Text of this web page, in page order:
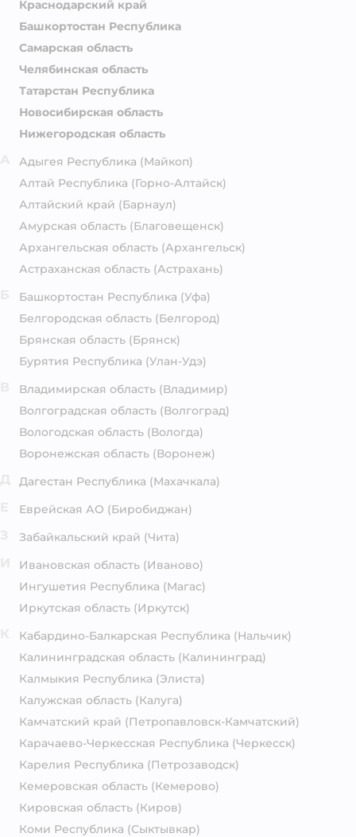
Краснодарский край
Башкортостан Республика
Самарская область
Челябинская область
Татарстан Республика
Новосибирская область
Нижегородская область
Адыгея Республика (Майкоп)
Алтай Республика (Горно-Алтайск)
Алтайский край (Барнаул)
Амурская область (Благовещенск)
Архангельская область (Архангельск)
Астраханская область (Астрахань)
Башкортостан Республика (Уфа)
Белгородская область (Белгород)
Брянская область (Брянск)
Бурятия Республика (Улан-Удэ)
Владимирская область (Владимир)
Волгоградская область (Волгоград)
Вологодская область (Вологда)
Воронежская область (Воронеж)
Дагестан Республика (Махачкала)
Еврейская АО (Биробиджан)
Забайкальский край (Чита)
Ивановская область (Иваново)
Ингушетия Республика (Магас)
Иркутская область (Иркутск)
Кабардино-Балкарская Республика (Нальчик)
Калининградская область (Калининград)
Калмыкия Республика (Элиста)
Калужская область (Калуга)
Камчатский край (Петропавловск-Камчатский)
Карачаево-Черкесская Республика (Черкесск)
Карелия Республика (Петрозаводск)
Кемеровская область (Кемерово)
Кировская область (Киров)
Коми Республика (Сыктывкар)